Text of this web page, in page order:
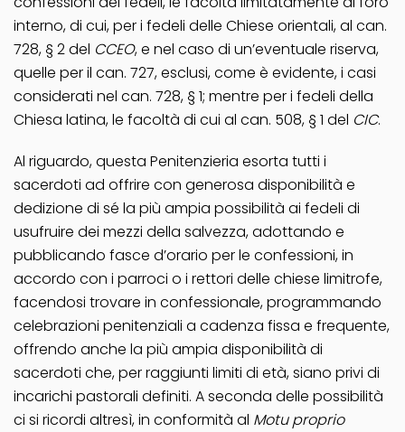
interno, di cui, per i fedeli delle Chiese orientali, al can.
728, § 2 del CCEO, e nel caso di un’eventuale riserva,
quelle per il can. 727, esclusi, come è evidente, i casi
considerati nel can. 728, § 1; mentre per i fedeli della
Chiesa latina, le facoltà di cui al can. 508, § 1 del CIC.
Al riguardo, questa Penitenzieria esorta tutti i
sacerdoti ad offrire con generosa disponibilità e
dedizione di sé la più ampia possibilità ai fedeli di
usufruire dei mezzi della salvezza, adottando e
pubblicando fasce d’orario per le confessioni, in
accordo con i parroci o i rettori delle chiese limitrofe,
facendosi trovare in confessionale, programmando
celebrazioni penitenziali a cadenza fissa e frequente,
offrendo anche la più ampia disponibilità di
sacerdoti che, per raggiunti limiti di età, siano privi di
incarichi pastorali definiti. A seconda delle possibilità
ci si ricordi altresì, in conformità al Motu proprio